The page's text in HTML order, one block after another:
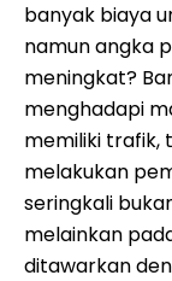
banyak biaya
namun angka
meningkat?
menghadapi
memiliki trafik,
melakukan
seringkali
melainkan
ditawarkan